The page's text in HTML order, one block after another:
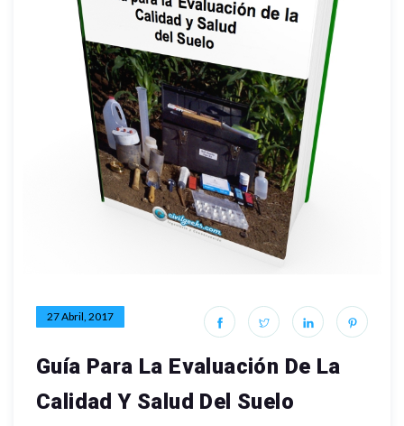
27 Abril, 2017
Guía Para La Evaluación De La
Calidad Y Salud Del Suelo